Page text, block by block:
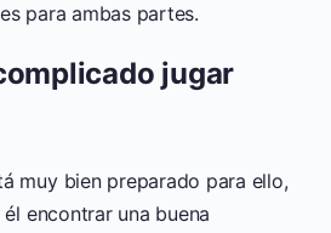
para ambas partes.
jugar
muy bien preparado para ello,
encontrar una buena